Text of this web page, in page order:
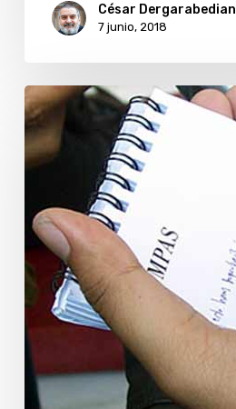
César Dergarabedian
7 junio, 2018
Siete
consejos
de
Ancery
para
la
búsqueda
de
trabajo
de